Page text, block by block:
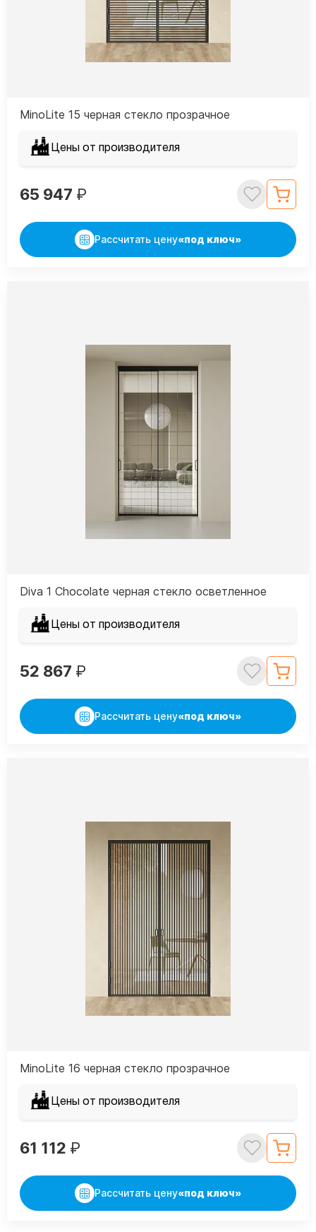
MinoLite 15 черная стекло прозрачное
Цены от производителя
65 947 ₽
Рассчитать цену«под ключ»
Diva 1 Сhocolate черная стекло осветленное
Цены от производителя
52 867 ₽
Рассчитать цену«под ключ»
MinoLite 16 черная стекло прозрачное
Цены от производителя
61 112 ₽
Рассчитать цену«под ключ»